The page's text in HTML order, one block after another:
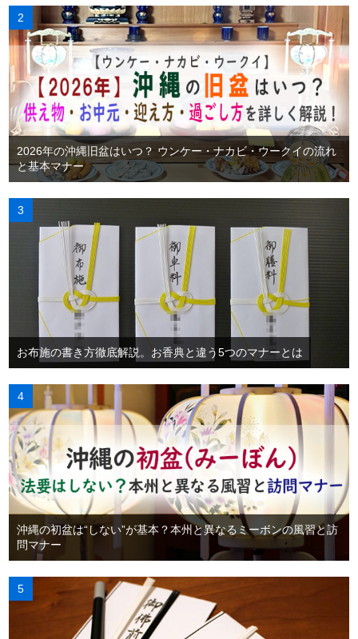
2026年の沖縄旧盆はいつ？ ウンケー・ナカビ・ウークイの流れ
と基本マナー
お布施の書き方徹底解説。お香典と違う5つのマナーとは
沖縄の初盆は“しない”が基本？本州と異なるミーボンの風習と訪
問マナー